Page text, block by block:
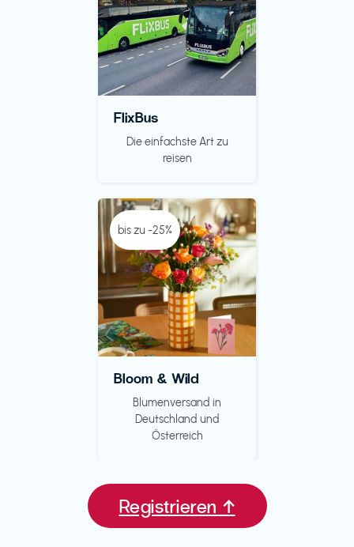
FlixBus
Die einfachste Art zu
reisen
bis zu -25%
Bloom & Wild
Blumenversand in
Deutschland und
Österreich
Registrieren ↑